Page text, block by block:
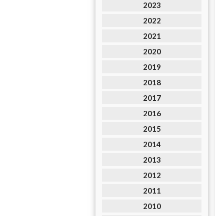
2023
2022
2021
2020
2019
2018
2017
2016
2015
2014
2013
2012
2011
2010